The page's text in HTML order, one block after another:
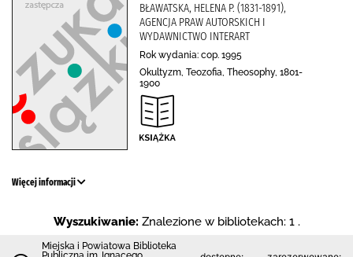
BŁAWATSKA, HELENA P. (1831-1891),
AGENCJA PRAW AUTORSKICH I
WYDAWNICTWO INTERART
Rok wydania: cop. 1995
Okultyzm, Teozofia, Theosophy, 1801-
1900
Więcej informacji
Wyszukiwanie: Znalezione w bibliotekach: 1 .
Miejska i Powiatowa Biblioteka